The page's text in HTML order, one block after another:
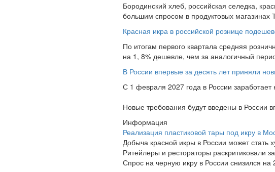
Бородинский хлеб, российская селедка,
большим спросом в продуктовых
Красная икра в российской рознице
По итогам первого квартала средняя
на 1, 8% дешевле, чем за аналогичный
В России впервые за десять лет приняли
С 1 февраля 2027 года в России
Новые требования будут введены в России
Информация
Реализация пластиковой тары под икру в
Добыча красной икры в России может стать
Ритейлеры и рестораторы раскритиковали
Спрос на черную икру в России снизился на